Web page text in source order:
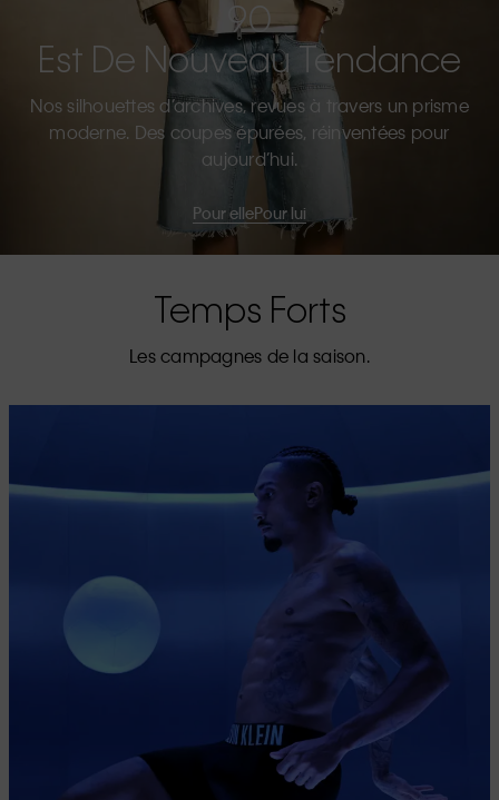
90
Est De Nouveau Tendance
Nos silhouettes d’archives, revues à travers un prisme
moderne. Des coupes épurées, réinventées pour
aujourd’hui.
Pour ellePour lui
Temps Forts
Les campagnes de la saison.